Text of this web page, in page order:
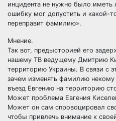
инцидента не нужно было
ошибку мог допустить и какой-
переправит фамилию».
Мнение.
Так вот, предысторией его
нашему ТВ ведущему Дмитрию
территорию Украины. В связи с
зачем изменять фамилию
въезд Евгению на территорию
Может проблема Евгения
Может он сам спровоцировал
чтобы привлечь внимание к